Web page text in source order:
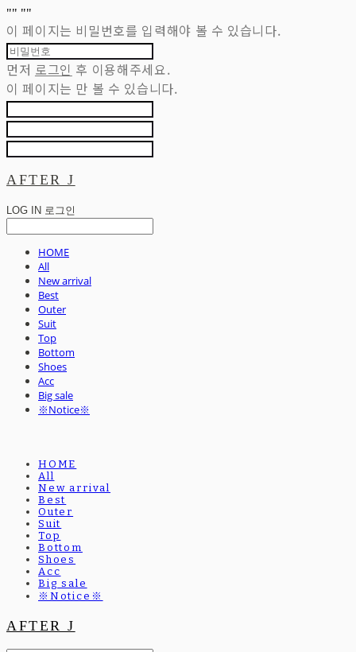
"" ""
이 페이지는 비밀번호를 입력해야 볼 수 있습니다.
먼저 로그인 후 이용해주세요.
이 페이지는 만 볼 수 있습니다.
AFTER J
LOG IN 로그인
HOME
All
New arrival
Best
Outer
Suit
Top
Bottom
Shoes
Acc
Big sale
※Notice※
HOME
All
New arrival
Best
Outer
Suit
Top
Bottom
Shoes
Acc
Big sale
※Notice※
AFTER J